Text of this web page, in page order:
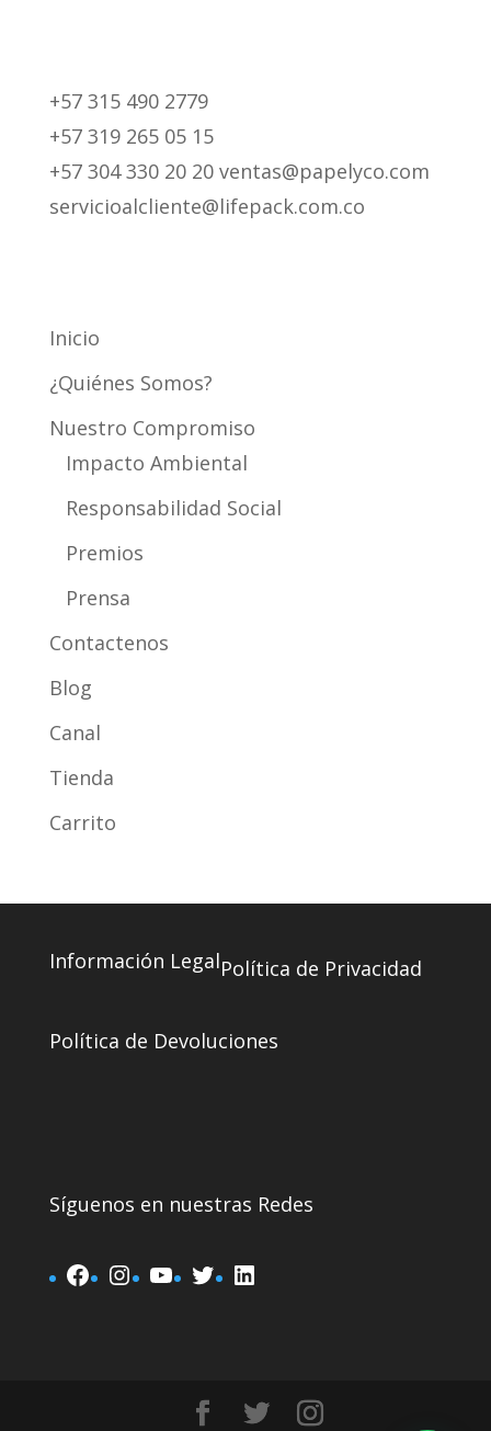
+57 315 490 2779
+57 319 265 05 15
+57 304 330 20 20 ventas@papelyco.com
servicioalcliente@lifepack.com.co
Inicio
¿Quiénes Somos?
Nuestro Compromiso
Impacto Ambiental
Responsabilidad Social
Premios
Prensa
Contactenos
Blog
Canal
Tienda
Carrito
Información LegalPolítica de Privacidad
Política de Devoluciones
Síguenos en nuestras Redes